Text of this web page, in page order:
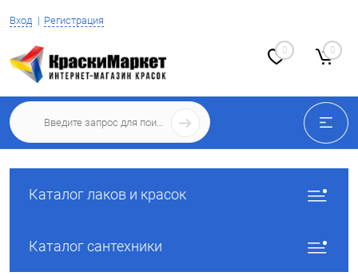
Вход Регистрация
0 0
Каталог лаков и красок
Каталог сантехники